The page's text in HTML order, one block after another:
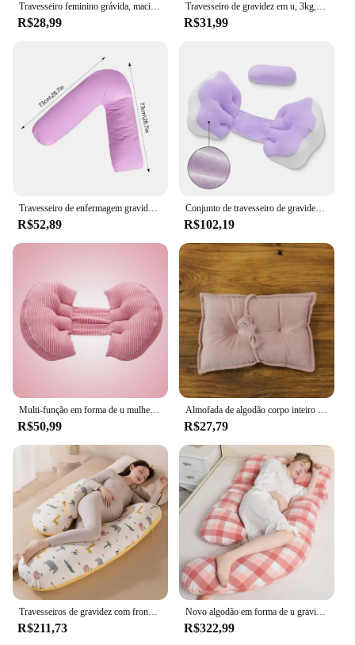
Travesseiro feminino grávida, macio e confortável, veludo de cristal, cor dupla, barriga, cintura, perna, corpo inteiro, almofada em forma de u, travesseiro de corpo inteiro
R$28,99
Travesseiro de gravidez em u, 3kg, 6,6lb, para mulheres grávidas, sono, enfermagem, maternidade, suporte de corpo inteiro para costas, barriga, quadril, perna, capa removível
R$31,99
Travesseiro de enfermagem gravidez em forma de V, Almofadas maternidade para dormir, Corpo macio e removível, Essentials mãe grávida
R$52,89
Conjunto de travesseiro de gravidez 2-em 1-Almofada de maternidade de corpo inteiro com travesseiro bônus, 800g, várias cores, lombar e barriga para S
R$102,19
Multi-função em forma de u mulheres grávidas barriga apoio travesseiro lado sleepers gravidez travesseiros corporais para maternidade
R$50,99
Almofada de algodão corpo inteiro para gestantes, almofada em forma de U, suporte da cintura, macia, confortável, universal, maternidade, quatro estações
R$27,79
Travesseiros de gravidez com fronhas destacáveis para mulheres grávidas, suporte do corpo para dormir maternidade, travesseiro lombar
R$211,73
Novo algodão em forma de u gravidez travesseiro multifuncional gravidez sono apoio travesseiro mãe grávida lado dormir cintura travesseiro
R$322,99